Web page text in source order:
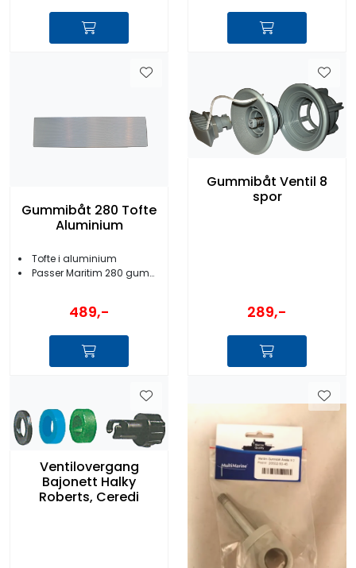
Gummibåt 280 Tofte
Aluminium
Tofte i aluminium
Passer Maritim 280 gummibåt
489,-
Gummibåt Ventil 8
spor
289,-
Ventilovergang
Bajonett Halky
Roberts, Ceredi